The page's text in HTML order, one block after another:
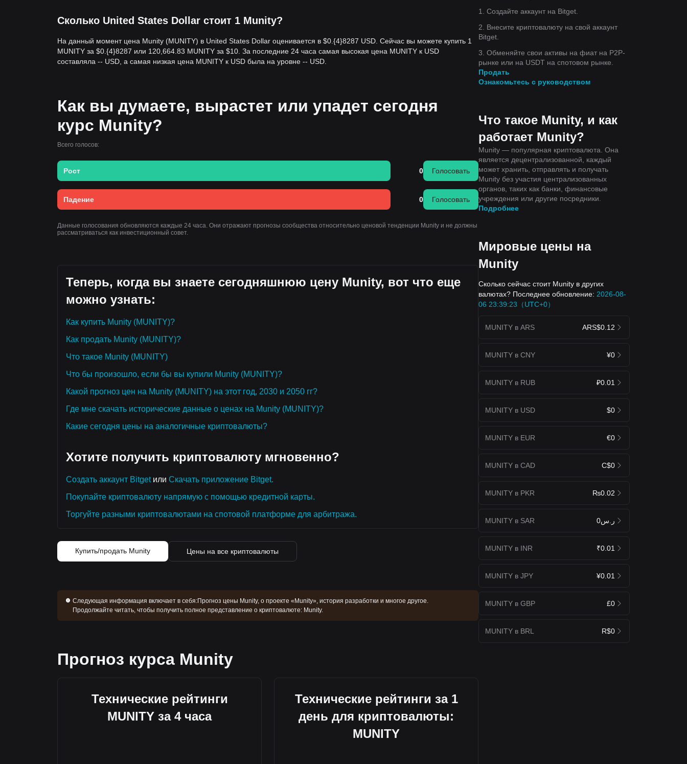
Сколько United States Dollar стоит 1 Munity?
На данный момент цена Munity (MUNITY) в United States Dollar оценивается в $0.{​4}8287 USD. Сейчас вы можете купить 1
MUNITY за $0.{​4}8287 или 120,664.83 MUNITY за $10. За последние 24 часа самая высокая цена MUNITY к USD
составляла -- USD, а самая низкая цена MUNITY к USD была на уровне -- USD.
Как вы думаете, вырастет или упадет сегодня
курс Munity?
Всего голосов:
Рост 0 Голосовать
Падение 0 Голосовать
Данные голосования обновляются каждые 24 часа. Они отражают прогнозы сообщества относительно ценовой тенденции Munity и не должны
рассматриваться как инвестиционный совет.
Теперь, когда вы знаете сегодняшнюю цену Munity, вот что еще
можно узнать:
Как купить Munity (MUNITY)?
Как продать Munity (MUNITY)?
Что такое Munity (MUNITY)
Что бы произошло, если бы вы купили Munity (MUNITY)?
Какой прогноз цен на Munity (MUNITY) на этот год, 2030 и 2050 гг?
Где мне скачать исторические данные о ценах на Munity (MUNITY)?
Какие сегодня цены на аналогичные криптовалюты?
Хотите получить криптовалюту мгновенно?
Создать аккаунт Bitgetили Скачать приложение Bitget.
Покупайте криптовалюту напрямую с помощью кредитной карты.
Торгуйте разными криптовалютами на спотовой платформе для арбитража.
Купить/продать Munity Цены на все криптовалюты
Следующая информация включает в себя:Прогноз цены Munity, о проекте «Munity», история разработки и многое другое.
Продолжайте читать, чтобы получить полное представление о криптовалюте: Munity.
Прогноз курса Munity
Технические рейтинги
MUNITY за 4 часа
Технические рейтинги за 1
день для криптовалюты:
MUNITY
1. Создайте аккаунт на Bitget.
2. Внесите криптовалюту на свой аккаунт
Bitget.
3. Обменяйте свои активы на фиат на P2P-
рынке или на USDT на спотовом рынке.
Продать
Ознакомьтесь с руководством
Что такое Munity, и как
работает Munity?
Munity — популярная криптовалюта. Она
является децентрализованной, каждый
может хранить, отправлять и получать
Munity без участия централизованных
органов, таких как банки, финансовые
учреждения или другие посредники.
Подробнее
Мировые цены на
Munity
Сколько сейчас стоит Munity в других
валютах? Последнее обновление: 2026-08-
06 23:39:23（UTC+0）
MUNITY в ARS ARS$0.12
MUNITY в CNY ¥0
MUNITY в RUB ₽0.01
MUNITY в USD $0
MUNITY в EUR €0
MUNITY в CAD C$0
MUNITY в PKR ₨0.02
MUNITY в SAR ر.س0
MUNITY в INR ₹0.01
MUNITY в JPY ¥0.01
MUNITY в GBP £0
MUNITY в BRL R$0